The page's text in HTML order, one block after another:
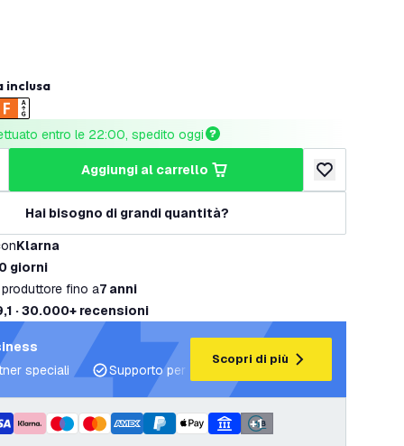
inclusa
entro le 22:00, spedito oggi
quantitàaggiungi al carrello
aggiungi alla
Hai bisogno di grandi quantità?
Klarna
giorni
fino a7 anni
· 30.000+ recensioni
speciali
Supporto per progetti e piani di illuminazione
Scopri di più
+1